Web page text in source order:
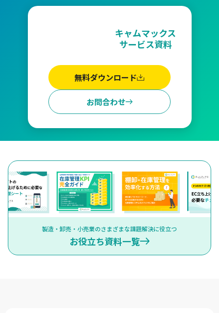
キャムマックス
サービス資料
お問合わせ
無料ダウンロード
製造・卸売・小売業のさまざまな課題解決に役立つ
お役立ち資料一覧